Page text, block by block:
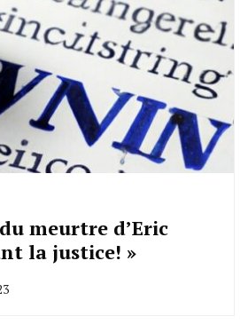
meurtre d’Eric
la justice! »